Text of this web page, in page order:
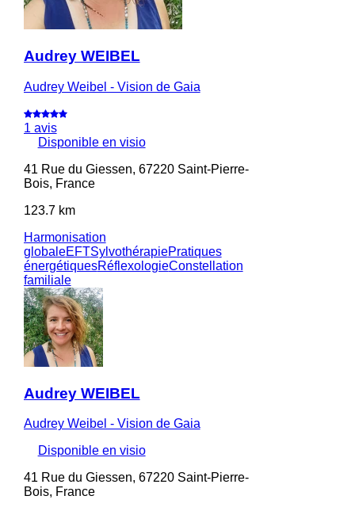
Audrey WEIBEL
Audrey Weibel - Vision de Gaia
1 avis
Disponible en visio
41 Rue du Giessen, 67220 Saint-Pierre-
Bois, France
123.7 km
Harmonisation
globaleEFTSylvothérapiePratiques
énergétiquesRéflexologieConstellation
familiale
Audrey WEIBEL
Audrey Weibel - Vision de Gaia
Disponible en visio
41 Rue du Giessen, 67220 Saint-Pierre-
Bois, France